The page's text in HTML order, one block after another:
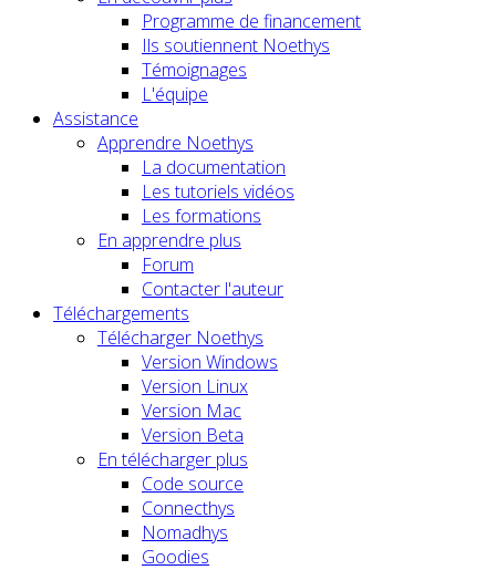
Programme de financement
Ils soutiennent Noethys
Témoignages
L'équipe
Assistance
Apprendre Noethys
La documentation
Les tutoriels vidéos
Les formations
En apprendre plus
Forum
Contacter l'auteur
Téléchargements
Télécharger Noethys
Version Windows
Version Linux
Version Mac
Version Beta
En télécharger plus
Code source
Connecthys
Nomadhys
Goodies